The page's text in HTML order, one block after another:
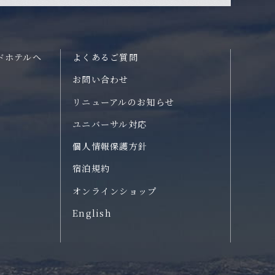
ホテルへ
よくあるご質問
お問い合わせ
リニューアルのお知らせ
ユニバーサル対応
個人情報保護方針
宿泊規約
オンラインショップ
English